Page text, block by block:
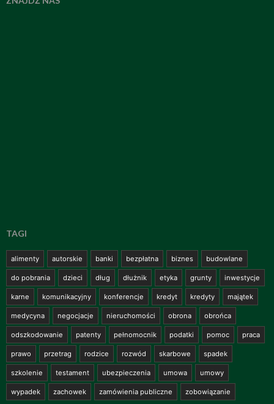
TAGI
alimenty autorskie banki bezpłatna biznes budowlane
do pobrania dzieci dług dłużnik etyka grunty inwestycje
karne komunikacyjny konferencje kredyt kredyty majątek
medycyna negocjacje nieruchomości obrona obrońca
odszkodowanie patenty pełnomocnik podatki pomoc praca
prawo przetrag rodzice rozwód skarbowe spadek
szkolenie testament ubezpieczenia umowa umowy
wypadek zachowek zamówienia publiczne zobowiązanie